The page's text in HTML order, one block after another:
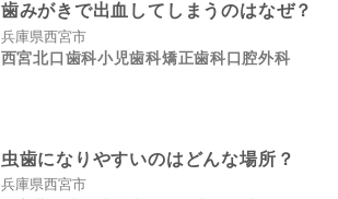
歯みがきで出血してしまうのはなぜ？
兵庫県西宮市
西宮北口歯科小児歯科矯正歯科口腔外科
虫歯になりやすいのはどんな場所？
兵庫県西宮市